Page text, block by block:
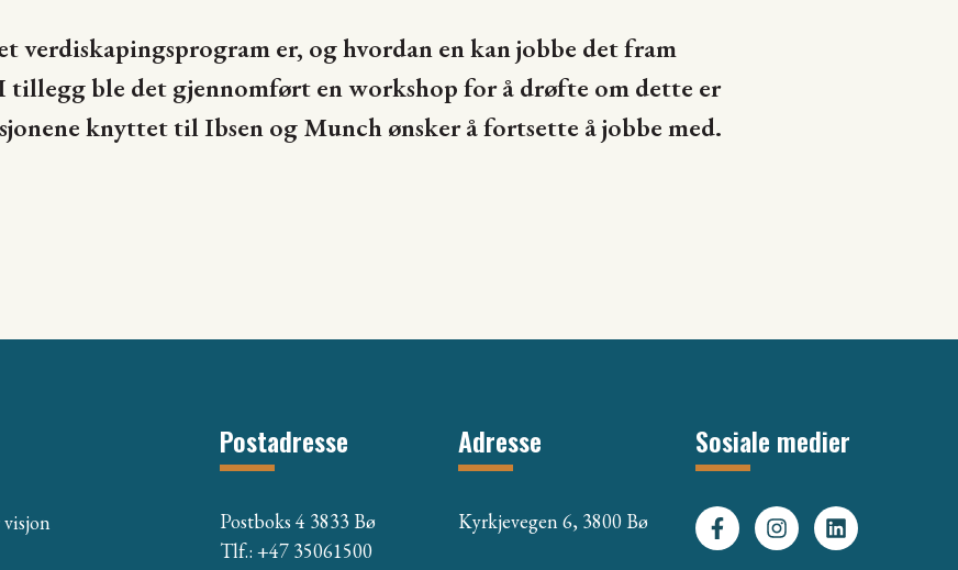
verdiskapingsprogram er, og hvordan en kan jobbe det fram
ble det gjennomført en workshop for å drøfte om dette er
knyttet til Ibsen og Munch ønsker å fortsette å jobbe med.
Postadresse
Postboks 4 3833 Bø
Tlf.: +47 35061500
Adresse
Kyrkjevegen 6, 3800 Bø
Sosiale medier